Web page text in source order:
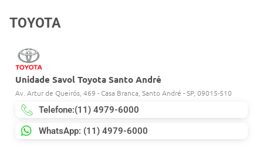
TOYOTA
Unidade Savol Toyota Santo André
Av. Artur de Queirós, 469 - Casa Branca, Santo André - SP, 09015-510
Telefone:(11) 4979-6000
WhatsApp: (11) 4979-6000